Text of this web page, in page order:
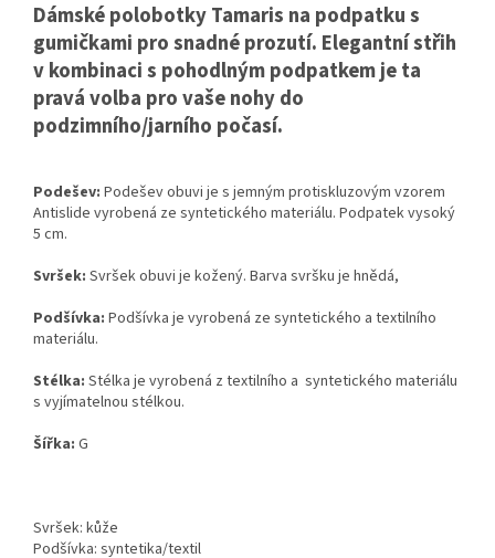
Dámské polobotky Tamaris na podpatku s
gumičkami pro snadné prozutí. Elegantní střih
v kombinaci s pohodlným podpatkem je ta
pravá volba pro vaše nohy do
podzimního/jarního počasí.
Podešev: Podešev obuvi je s jemným protiskluzovým vzorem
Antislide vyrobená ze syntetického materiálu. Podpatek vysoký
5 cm.
Svršek: Svršek obuvi je kožený. Barva svršku je hnědá,
Podšívka: Podšívka je vyrobená ze syntetického a textilního
materiálu.
Stélka: Stélka je vyrobená z textilního a syntetického materiálu
s vyjímatelnou stélkou.
Šířka: G
Svršek: kůže
Podšívka: syntetika/textil